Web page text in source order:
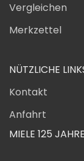
Vergleichen
Merkzettel
NÜTZLICHE
Kontakt
Anfahrt
MIELE 125